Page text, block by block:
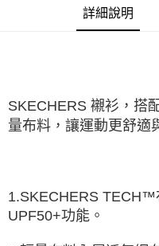
2.透過簡訊連結打開帳單後，可
帳／街口支付／iPASS MONEY
2.基於同意付款使用「大哥付你
資料（包含姓名、電話或地址）
由本公司與您本人進行分期帳單
詳細說明
SKECHERS 襯衫，搭
量布料，讓運動更舒適
1.SKECHERS TECH™
UPF50+功能。